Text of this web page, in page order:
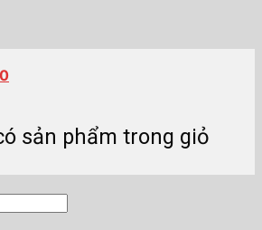
0
sản phẩm trong giỏ